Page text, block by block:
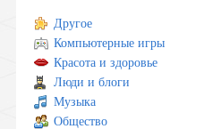
Другое
Компьютерные игры
Красота и здоровье
Люди и блоги
Музыка
Общество